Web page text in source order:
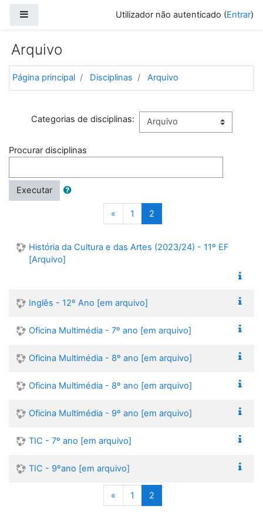
Utilizador não autenticado (Entrar)
Arquivo
Página principal Disciplinas Arquivo
Categorias de disciplinas:
Procurar disciplinas
Executar
«Anterior
1 2(atual)
História da Cultura e das Artes (2023/24) - 11º EF
[Arquivo]
Inglês - 12º Ano [em arquivo]
Oficina Multimédia - 7º ano [em arquivo]
Oficina Multimédia - 8º ano [em arquivo]
Oficina Multimédia - 8º ano [em arquivo]
Oficina Multimédia - 9º ano [em arquivo]
TIC - 7º ano [em arquivo]
TIC - 9ºano [em arquivo]
«Anterior
1 2(atual)